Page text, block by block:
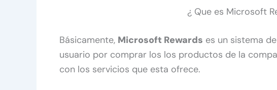
¿ Que es Microsoft
Básicamente, Microsoft Rewards es un sistema
usuario por comprar los los productos de la
con los servicios que esta ofrece.